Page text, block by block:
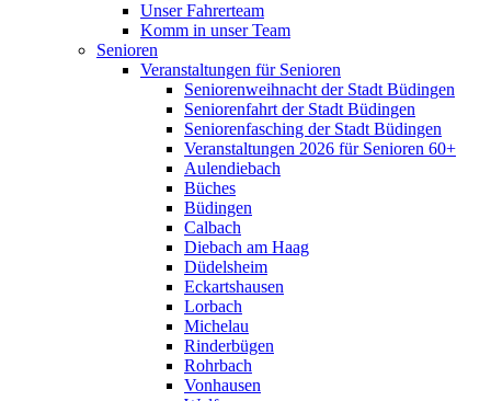
Unser Fahrerteam
Komm in unser Team
Senioren
Veranstaltungen für Senioren
Seniorenweihnacht der Stadt Büdingen
Seniorenfahrt der Stadt Büdingen
Seniorenfasching der Stadt Büdingen
Veranstaltungen 2026 für Senioren 60+
Aulendiebach
Büches
Büdingen
Calbach
Diebach am Haag
Düdelsheim
Eckartshausen
Lorbach
Michelau
Rinderbügen
Rohrbach
Vonhausen